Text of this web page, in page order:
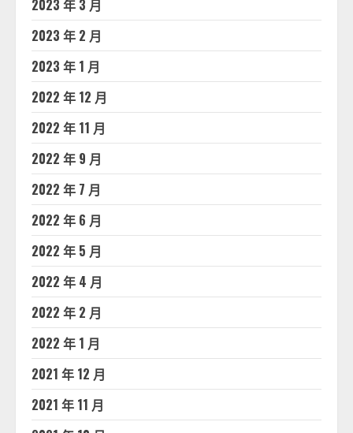
2023 年 3 月
2023 年 2 月
2023 年 1 月
2022 年 12 月
2022 年 11 月
2022 年 9 月
2022 年 7 月
2022 年 6 月
2022 年 5 月
2022 年 4 月
2022 年 2 月
2022 年 1 月
2021 年 12 月
2021 年 11 月